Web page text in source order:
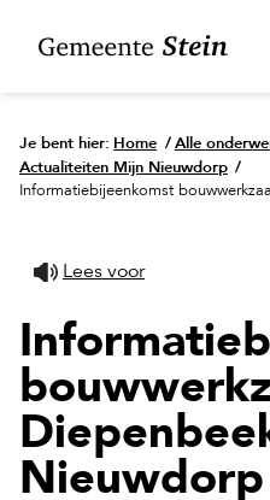
Je bent hier: Home / Alle
Actualiteiten Mijn Nieuwdorp /
Informatiebijeenkomst
Lees voor
Nieuwdorp